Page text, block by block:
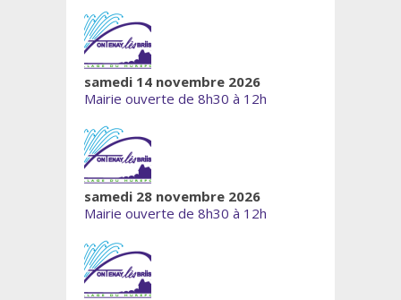
samedi 14 novembre 2026
Mairie ouverte de 8h30 à 12h
samedi 28 novembre 2026
Mairie ouverte de 8h30 à 12h